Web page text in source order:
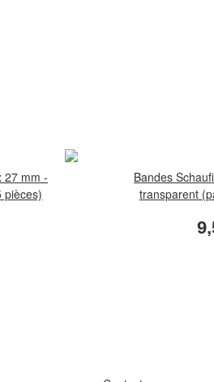
27 mm -
pièces)
Bandes
transparent